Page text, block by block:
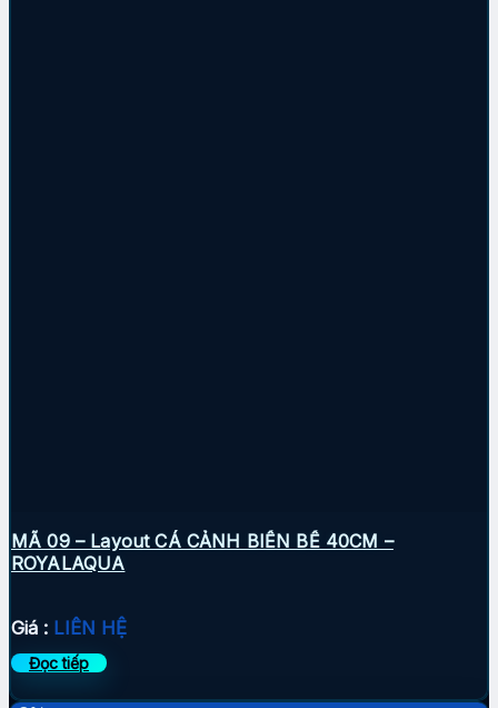
MÃ 09 – Layout CÁ CẢNH BIỂN BỂ 40CM –
ROYALAQUA
Giá : LIÊN HỆ
Đọc tiếp